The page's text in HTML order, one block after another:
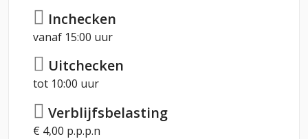
Inchecken
vanaf 15:00 uur
Uitchecken
tot 10:00 uur
Verblijfsbelasting
€ 4,00 p.p.p.n